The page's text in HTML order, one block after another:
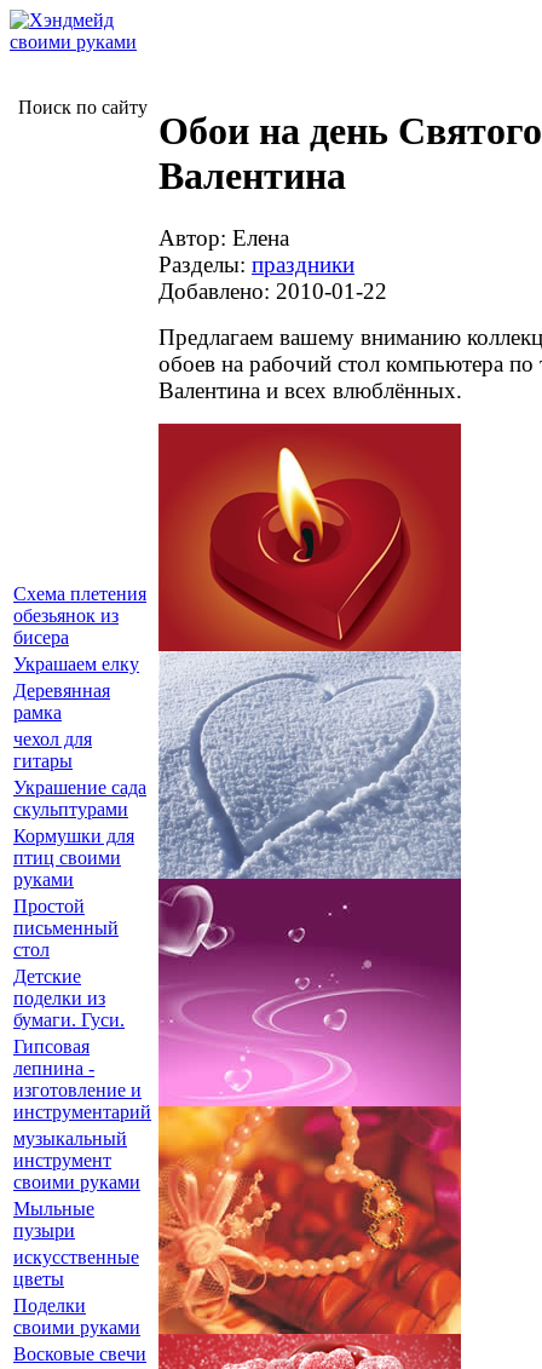
Поиск по сайту
Обои на день Святого
Валентина
Автор: Елена
Разделы: праздники
Добавлено: 2010-01-22
Предлагаем вашему вниманию
обоев на рабочий стол компьютера по
Валентина и всех влюблённых.
Схема плетения
обезьянок из
бисера
Украшаем елку
Деревянная
рамка
чехол для
гитары
Украшение сада
скульптурами
Кормушки для
птиц своими
руками
Простой
письменный
стол
Детские
поделки из
бумаги. Гуси.
Гипсовая
лепнина -
изготовление и
инструментарий
музыкальный
инструмент
своими руками
Мыльные
пузыри
искусственные
цветы
Поделки
своими руками
Восковые свечи